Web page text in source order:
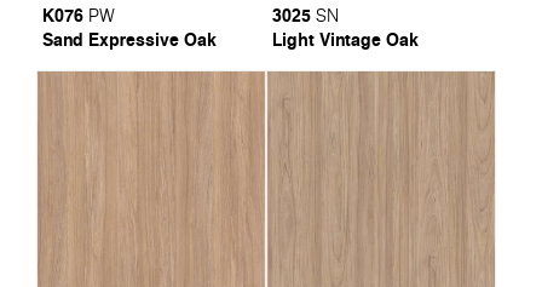
K076 PW
Sand Expressive Oak
3025 SN
Light Vintage Oak